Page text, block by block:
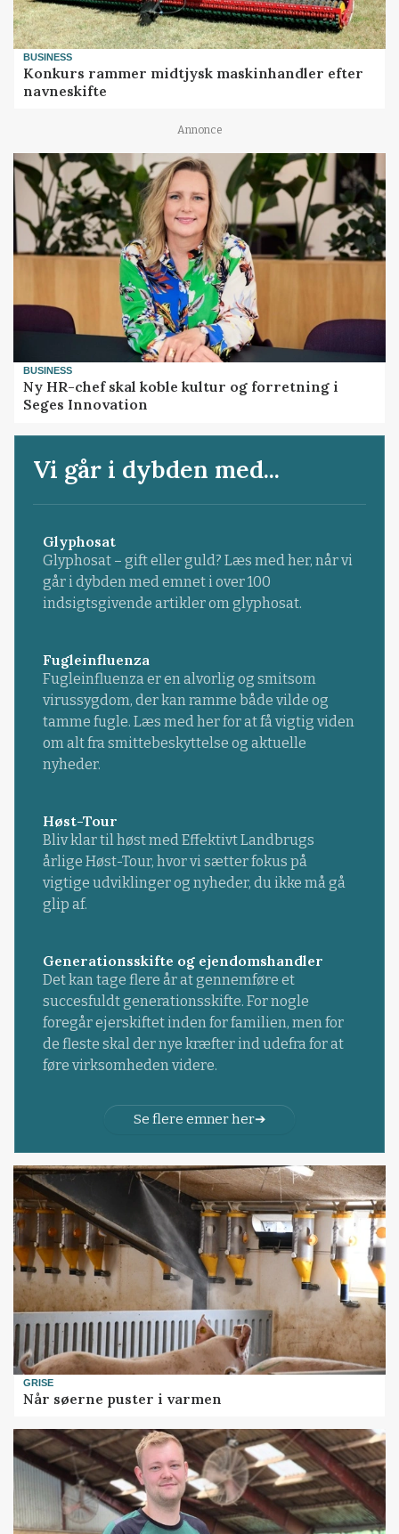
BUSINESS
Konkurs rammer midtjysk maskinhandler efter
navneskifte
Annonce
BUSINESS
Ny HR-chef skal koble kultur og forretning i
Seges Innovation
Vi går i dybden med...
Glyphosat
Glyphosat – gift eller guld? Læs med her, når vi
går i dybden med emnet i over 100
indsigtsgivende artikler om glyphosat.
Fugleinfluenza
Fugleinfluenza er en alvorlig og smitsom
virussygdom, der kan ramme både vilde og
tamme fugle. Læs med her for at få vigtig viden
om alt fra smittebeskyttelse og aktuelle
nyheder.
Høst-Tour
Bliv klar til høst med Effektivt Landbrugs
årlige Høst-Tour, hvor vi sætter fokus på
vigtige udviklinger og nyheder, du ikke må gå
glip af.
Generationsskifte og ejendomshandler
Det kan tage flere år at gennemføre et
succesfuldt generationsskifte. For nogle
foregår ejerskiftet inden for familien, men for
de fleste skal der nye kræfter ind udefra for at
føre virksomheden videre.
Se flere emner her
GRISE
Når søerne puster i varmen